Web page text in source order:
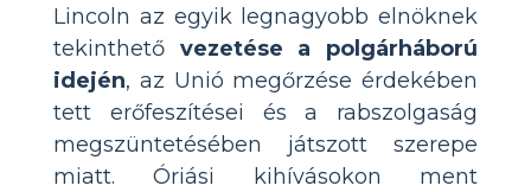
Lincoln az egyik legnagyobb elnöknek
tekinthető vezetése a polgárháború
idején, az Unió megőrzése érdekében
tett erőfeszítései és a rabszolgaság
megszüntetésében játszott szerepe
miatt. Óriási kihívásokon ment